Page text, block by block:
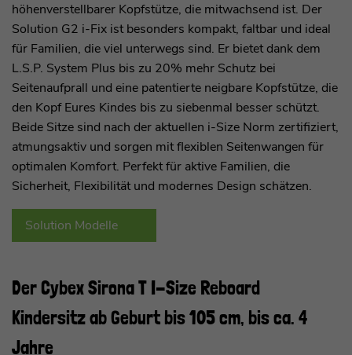
höhenverstellbarer Kopfstütze, die mitwachsend ist. Der
Solution G2 i-Fix ist besonders kompakt, faltbar und ideal
für Familien, die viel unterwegs sind. Er bietet dank dem
L.S.P. System Plus bis zu 20% mehr Schutz bei
Seitenaufprall und eine patentierte neigbare Kopfstütze, die
den Kopf Eures Kindes bis zu siebenmal besser schützt.
Beide Sitze sind nach der aktuellen i-Size Norm zertifiziert,
atmungsaktiv und sorgen mit flexiblen Seitenwangen für
optimalen Komfort. Perfekt für aktive Familien, die
Sicherheit, Flexibilität und modernes Design schätzen.
Solution Modelle
Der Cybex Sirona T I-Size Reboard
Kindersitz ab Geburt bis 105 cm, bis ca. 4
Jahre